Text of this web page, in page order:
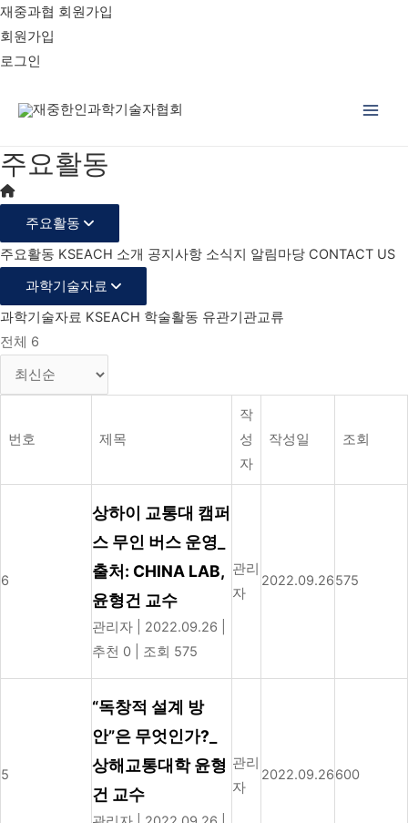
재중과협 회원가입
회원가입
로그인
주요활동
주요활동
주요활동 KSEACH 소개 공지사항 소식지 알림마당 CONTACT US
과학기술자료
과학기술자료 KSEACH 학술활동 유관기관교류
전체 6
번호 제목
작
성
자
작성일 조회
6
상하이 교통대 캠퍼
스 무인 버스 운영_
출처: CHINA LAB,
윤형건 교수
관리자 2022.09.26
추천 0
조회 575
관리
자
2022.09.26575
5
“독창적 설계 방
안”은 무엇인가?_
상해교통대학 윤형
건 교수
관리
자
2022.09.26600